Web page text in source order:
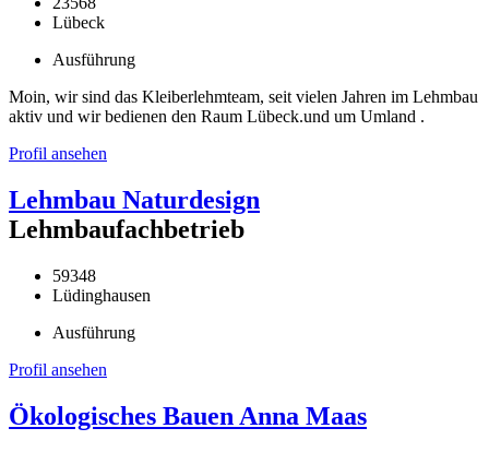
Lübeck
Ausführung
Moin, wir sind das Kleiberlehmteam, seit vielen Jahren im Lehmbau
aktiv und wir bedienen den Raum Lübeck.und um Umland .
Profil ansehen
Lehmbau Naturdesign
Lehmbaufachbetrieb
59348
Lüdinghausen
Ausführung
Profil ansehen
Ökologisches Bauen Anna Maas